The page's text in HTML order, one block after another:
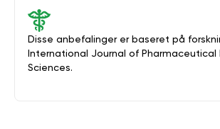
Disse anbefalinger er baseret på
International Journal of Pharmaceutical
Sciences.